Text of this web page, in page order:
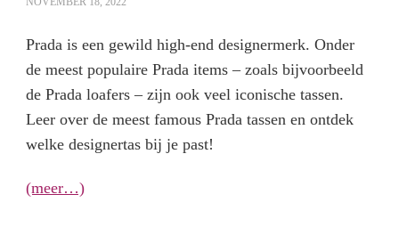
Prada is een gewild high-end designermerk. Onder
de meest populaire Prada items – zoals bijvoorbeeld
de Prada loafers – zijn ook veel iconische tassen.
Leer over de meest famous Prada tassen en ontdek
welke designertas bij je past!
(meer…)